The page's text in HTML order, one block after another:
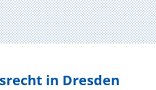
in Dresden